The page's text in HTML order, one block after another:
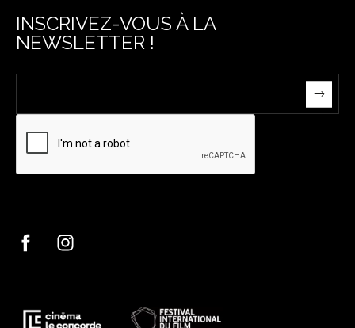
INSCRIVEZ-VOUS À LA
NEWSLETTER !